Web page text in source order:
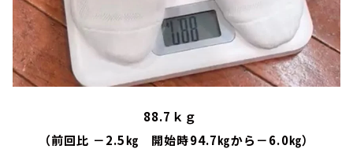
88.7ｋｇ
（前回比 －2.5㎏ 開始時94.7㎏から－6.0㎏）